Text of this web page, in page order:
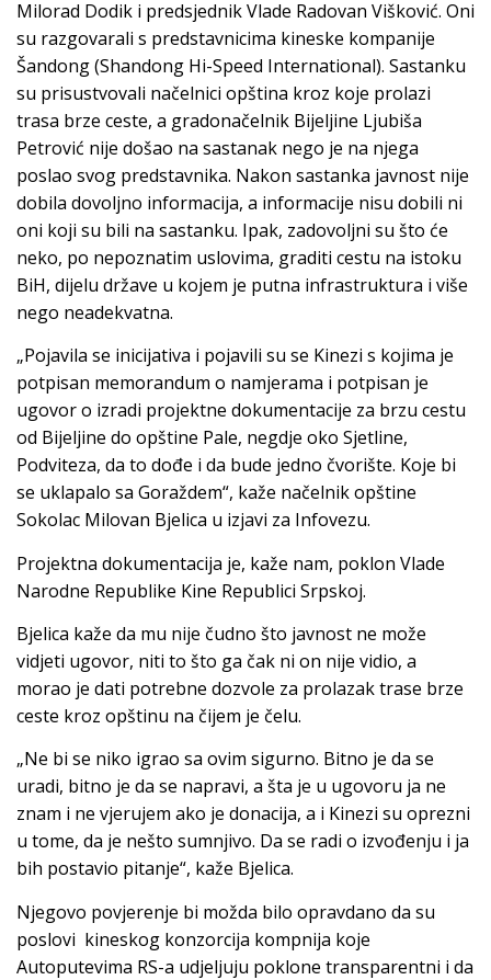
Milorad Dodik i predsjednik Vlade Radovan Višković. Oni
su razgovarali s predstavnicima kineske kompanije
Šandong (Shandong Hi-Speed International). Sastanku
su prisustvovali načelnici opština kroz koje prolazi
trasa brze ceste, a gradonačelnik Bijeljine Ljubiša
Petrović nije došao na sastanak nego je na njega
poslao svog predstavnika. Nakon sastanka javnost nije
dobila dovoljno informacija, a informacije nisu dobili ni
oni koji su bili na sastanku. Ipak, zadovoljni su što će
neko, po nepoznatim uslovima, graditi cestu na istoku
BiH, dijelu države u kojem je putna infrastruktura i više
nego neadekvatna.
„Pojavila se inicijativa i pojavili su se Kinezi s kojima je
potpisan memorandum o namjerama i potpisan je
ugovor o izradi projektne dokumentacije za brzu cestu
od Bijeljine do opštine Pale, negdje oko Sjetline,
Podviteza, da to dođe i da bude jedno čvorište. Koje bi
se uklapalo sa Goraždem“, kaže načelnik opštine
Sokolac Milovan Bjelica u izjavi za Infovezu.
Projektna dokumentacija je, kaže nam, poklon Vlade
Narodne Republike Kine Republici Srpskoj.
Bjelica kaže da mu nije čudno što javnost ne može
vidjeti ugovor, niti to što ga čak ni on nije vidio, a
morao je dati potrebne dozvole za prolazak trase brze
ceste kroz opštinu na čijem je čelu.
„Ne bi se niko igrao sa ovim sigurno. Bitno je da se
uradi, bitno je da se napravi, a šta je u ugovoru ja ne
znam i ne vjerujem ako je donacija, a i Kinezi su oprezni
u tome, da je nešto sumnjivo. Da se radi o izvođenju i ja
bih postavio pitanje“, kaže Bjelica.
Njegovo povjerenje bi možda bilo opravdano da su
poslovi kineskog konzorcija kompnija koje
Autoputevima RS-a udjeljuju poklone transparentni i da